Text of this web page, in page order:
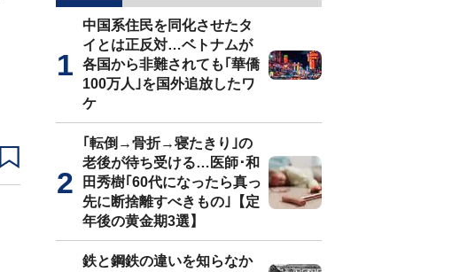
中国系住民を同化させたタ
イとは正反対…ベトナムが
各国から非難されても｢華僑
100万人｣を国外追放したワ
ケ
｢転倒→骨折→寝たきり｣の
老後が待ち受ける…医師･和
田秀樹｢60代になったら真っ
先に断捨離すべきもの｣【定
年後の黄金期3選】
鉄と鋼鉄の違いを知らなか